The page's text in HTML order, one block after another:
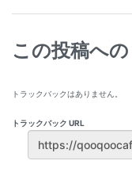
この投稿へ
トラックバックはありません。
トラックバック URL